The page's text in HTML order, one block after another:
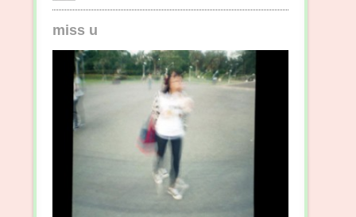
miss u